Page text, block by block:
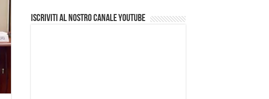
Iscriviti al nostro Canale Youtube